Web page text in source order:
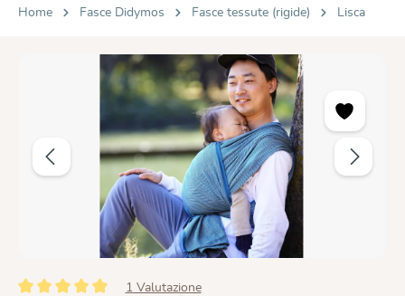
Home Fasce Didymos Fasce tessute (rigide) Lisca
Salta la galleria di immagini
1 Valutazione